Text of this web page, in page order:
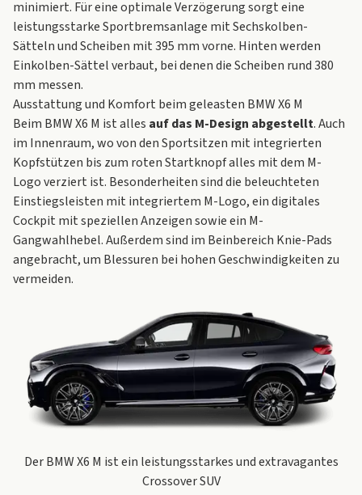
minimiert. Für eine optimale Verzögerung sorgt eine
leistungsstarke Sportbremsanlage mit Sechskolben-
Sätteln und Scheiben mit 395 mm vorne. Hinten werden
Einkolben-Sättel verbaut, bei denen die Scheiben rund 380
mm messen.
Ausstattung und Komfort beim geleasten BMW X6 M
Beim BMW X6 M ist alles auf das M-Design abgestellt. Auch
im Innenraum, wo von den Sportsitzen mit integrierten
Kopfstützen bis zum roten Startknopf alles mit dem M-
Logo verziert ist. Besonderheiten sind die beleuchteten
Einstiegsleisten mit integriertem M-Logo, ein digitales
Cockpit mit speziellen Anzeigen sowie ein M-
Gangwahlhebel. Außerdem sind im Beinbereich Knie-Pads
angebracht, um Blessuren bei hohen Geschwindigkeiten zu
vermeiden.
Der BMW X6 M ist ein leistungsstarkes und extravagantes
Crossover SUV